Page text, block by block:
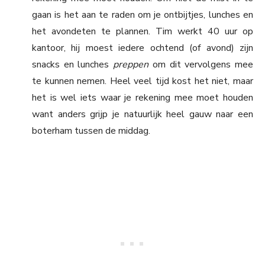
gaan is het aan te raden om je ontbijtjes, lunches en
het avondeten te plannen. Tim werkt 40 uur op
kantoor, hij moest iedere ochtend (of avond) zijn
snacks en lunches preppen om dit vervolgens mee
te kunnen nemen. Heel veel tijd kost het niet, maar
het is wel iets waar je rekening mee moet houden
want anders grijp je natuurlijk heel gauw naar een
boterham tussen de middag.